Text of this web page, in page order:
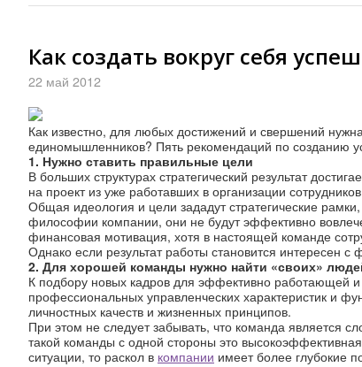
Как создать вокруг себя
22 май 2012
Как известно, для любых достижений и свершений
единомышленников? Пять рекомендаций по созданию
1. Нужно ставить правильные цели
В больших структурах стратегический результат
на проект из уже работавших в организации
Общая идеология и цели зададут стратегические
философии компании, они не будут эффективно
финансовая мотивация, хотя в настоящей команде
Однако если результат работы становится интересен
2. Для хорошей команды нужно найти «своих»
К подбору новых кадров для эффективно работающей
профессиональных управленческих характеристик и
личностных качеств и жизненных принципов.
При этом не следует забывать, что команда является
такой команды с одной стороны это
ситуации, то раскол в компании имеет более глубокие